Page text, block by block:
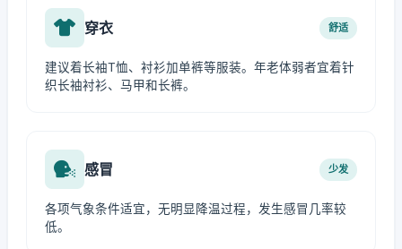
穿衣 舒适
建议着长袖T恤、衬衫加单裤等服装。年老体弱者宜着针
织长袖衬衫、马甲和长裤。
感冒 少发
各项气象条件适宜，无明显降温过程，发生感冒几率较
低。